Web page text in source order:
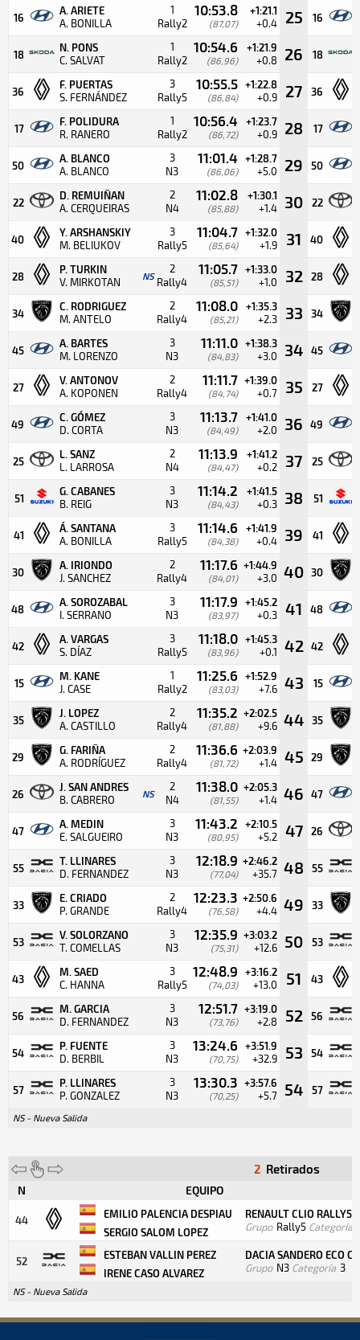
16
A. ARIETE
A. BONILLA
1
Rally2
10:53.8
(87,07)
+1:21.1
+0.4 25 16
18
N. PONS
C. SALVAT
1
Rally2
10:54.6
(86,96)
+1:21.9
+0.8 26 18
36
F. PUERTAS
S. FERNÁNDEZ
3
Rally5
10:55.5
(86,84)
+1:22.8
+0.9 27 36
17
F. POLIDURA
R. RANERO
1
Rally2
10:56.4
(86,72)
+1:23.7
+0.9 28 17
50
A. BLANCO
A. BLANCO
3
N3
11:01.4
(86,06)
+1:28.7
+5.0 29 50
22
D. REMUIÑAN
A. CERQUEIRAS
2
N4
11:02.8
(85,88)
+1:30.1
+1.4 30 22
40
Y. ARSHANSKIY
M. BELIUKOV
3
Rally5
11:04.7
(85,64)
+1:32.0
+1.9 31 40
28
P. TURKIN
V. MIRKOTAN NS
2
Rally4
11:05.7
(85,51)
+1:33.0
+1.0 32 28
34
C. RODRIGUEZ
M. ANTELO
2
Rally4
11:08.0
(85,21)
+1:35.3
+2.3 33 34
45
A. BARTES
M. LORENZO
3
N3
11:11.0
(84,83)
+1:38.3
+3.0 34 45
27
V. ANTONOV
A. KOPONEN
2
Rally4
11:11.7
(84,74)
+1:39.0
+0.7 35 27
49
C. GÓMEZ
D. CORTA
3
N3
11:13.7
(84,49)
+1:41.0
+2.0 36 49
25
L. SANZ
L. LARROSA
2
N4
11:13.9
(84,47)
+1:41.2
+0.2 37 25
51
G. CABANES
B. REIG
3
N3
11:14.2
(84,43)
+1:41.5
+0.3 38 51
41
Á. SANTANA
A. BONILLA
3
Rally5
11:14.6
(84,38)
+1:41.9
+0.4 39 41
30
A. IRIONDO
J. SANCHEZ
2
Rally4
11:17.6
(84,01)
+1:44.9
+3.0 40 30
48
A. SOROZABAL
I. SERRANO
3
N3
11:17.9
(83,97)
+1:45.2
+0.3 41 48
42
A. VARGAS
S. DÍAZ
3
Rally5
11:18.0
(83,96)
+1:45.3
+0.1 42 42
15
M. KANE
J. CASE
1
Rally2
11:25.6
(83,03)
+1:52.9
+7.6 43 15
35
J. LOPEZ
A. CASTILLO
2
Rally4
11:35.2
(81,88)
+2:02.5
+9.6 44 35
29
G. FARIÑA
A. RODRÍGUEZ
2
Rally4
11:36.6
(81,72)
+2:03.9
+1.4 45 29
26
J. SAN ANDRES
B. CABRERO NS
2
N4
11:38.0
(81,55)
+2:05.3
+1.4 46 47
47
A. MEDIN
E. SALGUEIRO
3
N3
11:43.2
(80,95)
+2:10.5
+5.2 47 26
55
T. LLINARES
D. FERNANDEZ
3
N3
12:18.9
(77,04)
+2:46.2
+35.7 48 55
33
E. CRIADO
P. GRANDE
2
Rally4
12:23.3
(76,58)
+2:50.6
+4.4 49 33
53
V. SOLORZANO
T. COMELLAS
3
N3
12:35.9
(75,31)
+3:03.2
+12.6 50 53
43
M. SAED
C. HANNA
3
Rally5
12:48.9
(74,03)
+3:16.2
+13.0 51 43
56
M. GARCIA
D. FERNANDEZ
3
N3
12:51.7
(73,76)
+3:19.0
+2.8 52 56
54
P. FUENTE
D. BERBIL
3
N3
13:24.6
(70,75)
+3:51.9
+32.9 53 54
57
P. LLINARES
P. GONZALEZ
3
N3
13:30.3
(70,25)
+3:57.6
+5.7 54 57
NS - Nueva Salida
2 Retirados
N EQUIPO
44
EMILIO PALENCIA DESPIAU
SERGIO SALOM LOPEZ
RENAULT CLIO RALLY5
Grupo Rally5 Categoría
52
ESTEBAN VALLIN PEREZ
IRENE CASO ALVAREZ
DACIA SANDERO ECO
Grupo N3 Categoría 3
NS - Nueva Salida